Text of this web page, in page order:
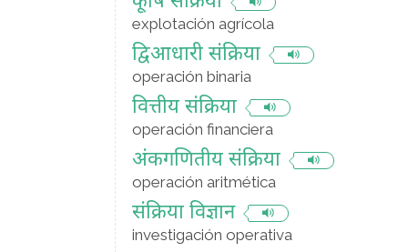
explotación agrícola
द्विआधारी संक्रिया
operación binaria
वित्तीय संक्रिया
operación financiera
अंकगणितीय संक्रिया
operación aritmética
संक्रिया विज्ञान
investigación operativa